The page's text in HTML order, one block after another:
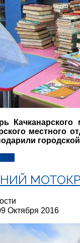
местного
Октября 2016